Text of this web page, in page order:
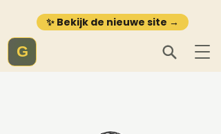
✨ Bekijk de nieuwe site →
G